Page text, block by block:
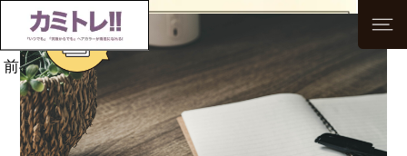
一覧へ
前へ 次へ